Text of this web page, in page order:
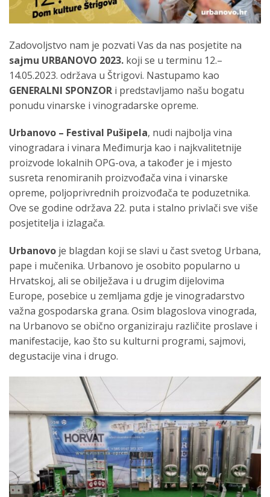
Zadovoljstvo nam je pozvati Vas da nas posjetite na
sajmu URBANOVO 2023. koji se u terminu 12.–
14.05.2023. održava u Štrigovi. Nastupamo kao
GENERALNI SPONZOR i predstavljamo našu bogatu
ponudu vinarske i vinogradarske opreme.
Urbanovo – Festival Pušipela, nudi najbolja vina
vinogradara i vinara Međimurja kao i najkvalitetnije
proizvode lokalnih OPG-ova, a također je i mjesto
susreta renomiranih proizvođača vina i vinarske
opreme, poljoprivrednih proizvođača te poduzetnika.
Ove se godine održava 22. puta i stalno privlači sve više
posjetitelja i izlagača.
Urbanovo je blagdan koji se slavi u čast svetog Urbana,
pape i mučenika. Urbanovo je osobito popularno u
Hrvatskoj, ali se obilježava i u drugim dijelovima
Europe, posebice u zemljama gdje je vinogradarstvo
važna gospodarska grana. Osim blagoslova vinograda,
na Urbanovo se obično organiziraju različite proslave i
manifestacije, kao što su kulturni programi, sajmovi,
degustacije vina i drugo.